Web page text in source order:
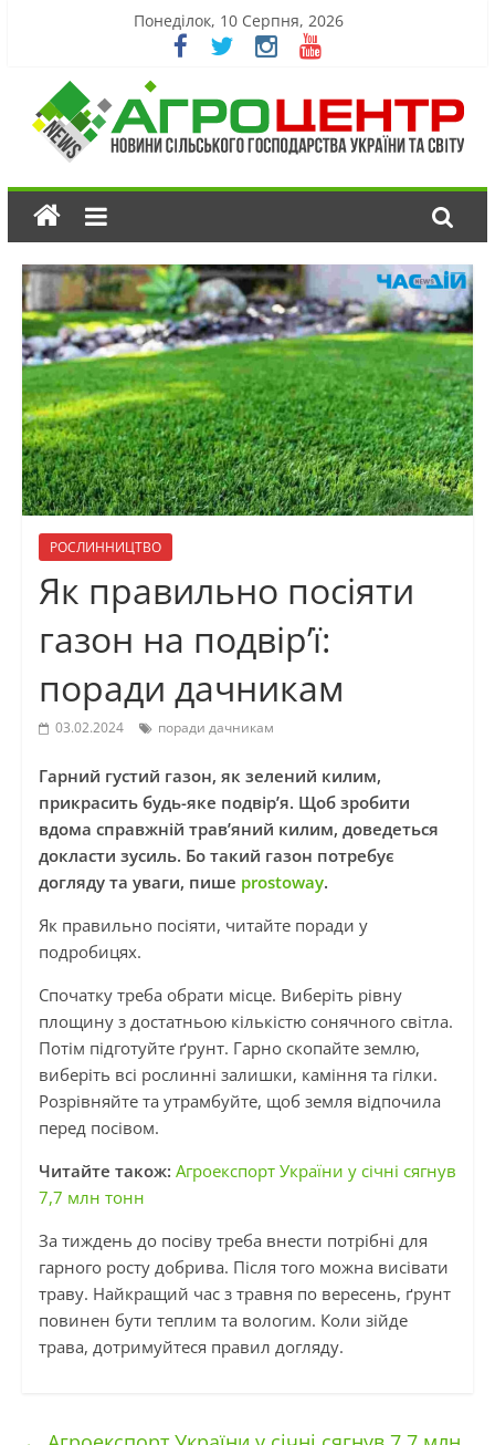
Понеділок, 10 Серпня, 2026
РОСЛИННИЦТВО
Як правильно посіяти
газон на подвір’ї:
поради дачникам
03.02.2024 поради дачникам
Гарний густий газон, як зелений килим,
прикрасить будь-яке подвір’я. Щоб зробити
вдома справжній трав’яний килим, доведеться
докласти зусиль. Бо такий газон потребує
догляду та уваги, пише prostoway.
Як правильно посіяти, читайте поради у
подробицях.
Спочатку треба обрати місце. Виберіть рівну
площину з достатньою кількістю сонячного світла.
Потім підготуйте ґрунт. Гарно скопайте землю,
виберіть всі рослинні залишки, каміння та гілки.
Розрівняйте та утрамбуйте, щоб земля відпочила
перед посівом.
Читайте також: Агроекспорт України у січні сягнув
7,7 млн тонн
За тиждень до посіву треба внести потрібні для
гарного росту добрива. Після того можна висівати
траву. Найкращий час з травня по вересень, ґрунт
повинен бути теплим та вологим. Коли зійде
трава, дотримуйтеся правил догляду.